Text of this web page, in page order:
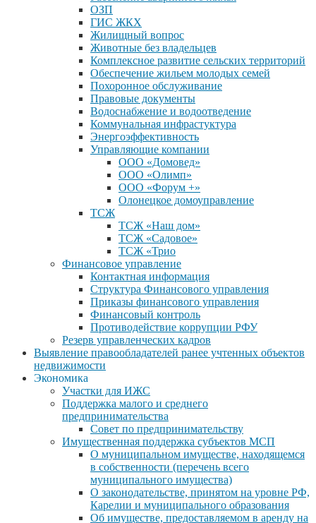
ОЗП
ГИС ЖКХ
Жилищный вопрос
Животные без владельцев
Комплексное развитие сельских территорий
Обеспечение жильем молодых семей
Похоронное обслуживание
Правовые документы
Водоснабжение и водоотведение
Коммунальная инфрастуктура
Энергоэффективность
Управляющие компании
ООО «Домовед»
ООО «Олимп»
ООО «Форум +»
Олонецкое домоуправление
ТСЖ
ТСЖ «Наш дом»
ТСЖ «Садовое»
ТСЖ «Трио
Финансовое управление
Контактная информация
Структура Финансового управления
Приказы финансового управления
Финансовый контроль
Противодействие коррупции РФУ
Резерв управленческих кадров
Выявление правообладателей ранее учтенных объектов
недвижимости
Экономика
Участки для ИЖС
Поддержка малого и среднего
предпринимательства
Совет по предпринимательству
Имущественная поддержка субъектов МСП
О муниципальном имуществе, находящемся
в собственности (перечень всего
муниципального имущества)
О законодательстве, принятом на уровне РФ,
Карелии и муниципального образования
Об имуществе, предоставляемом в аренду на